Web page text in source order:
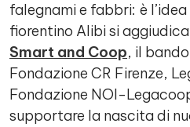
falegnami e fabbri: è
fiorentino Alibi si
Smart and Coop, il
Fondazione CR Firenze,
Fondazione NOI-
supportare la nascita di